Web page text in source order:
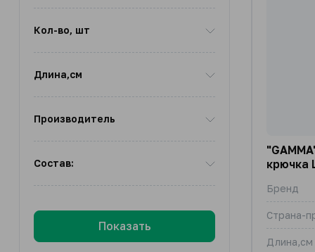
Кол-во, шт
Длина,см
Производитель
Cостав:
Показать
крючка
Бренд
Страна-
Длина,см